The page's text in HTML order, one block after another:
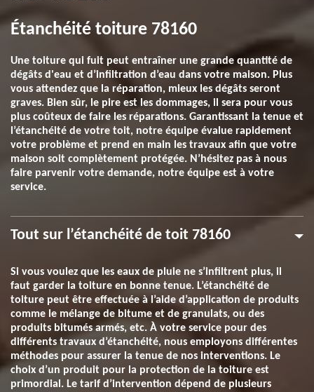
Étanchéité toiture 78160
Une toiture qui fuit peut entraîner une grande quantité de
dégâts d'eau et d’infiltration d’eau dans votre maison. Plus
vous attendez que la réparation, mieux les dégâts seront
graves. Bien sûr, le pire est les dommages, il sera pour vous
plus coûteux de faire les réparations. Garantissant la tenue et
l’étanchéité de votre toit, notre équipe évalue rapidement
votre problème et prend en main les travaux afin que votre
maison soit complètement protégée. N’hésitez pas à nous
faire parvenir votre demande, notre équipe est à votre
service.
Tout sur l’étanchéité de toit 78160
Si vous voulez que les eaux de pluie ne s’infiltrent plus, il
faut garder la toiture en bonne tenue. L’étanchéité de
toiture peut être effectuée à l’aide d’application de produits
comme le mélange de bitume et de granulats, ou des
produits bitumés armés, etc. À votre service pour des
différents travaux d’étanchéité, nous employons différentes
méthodes pour assurer la tenue de nos interventions. Le
choix d’un produit pour la protection de la toiture est
primordial. Le tarif d’intervention dépend de plusieurs